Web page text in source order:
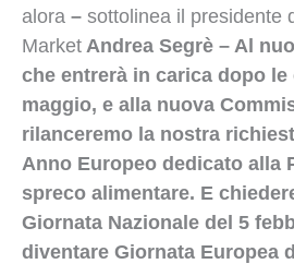
alora – sottolinea il presidente
Market Andrea Segrè – Al
che entrerà in carica dopo le
maggio, e alla nuova
rilanceremo la nostra
Anno Europeo dedicato alla
spreco alimentare. E
Giornata Nazionale del 5
diventare Giornata Europea